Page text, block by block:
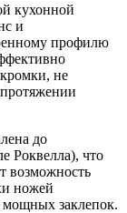
кухонной
и
профилю
не
до
Роквелла), что
возможность
ножей
заклепок.